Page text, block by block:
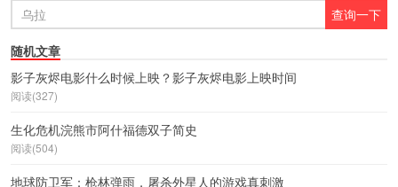
随机文章
影子灰烬电影什么时候上映？影子灰烬电影上映时间
阅读(327)
生化危机浣熊市阿什福德双子简史
阅读(504)
地球防卫军：枪林弹雨，屠杀外星人的游戏真刺激